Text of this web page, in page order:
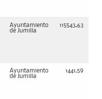
Ayuntamiento
de Jumilla
115543,63
Ayuntamiento
de Jumilla
1441,59